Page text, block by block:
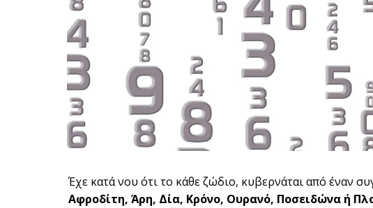
Έχε κατά νου ότι το κάθε ζώδιο, κυβερνάται από έναν
Αφροδίτη, Άρη, Δία, Κρόνο, Ουρανό, Ποσειδώνα ή